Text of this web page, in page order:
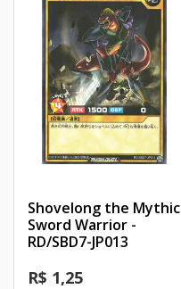
Shovelong the Mythic
Sword Warrior -
RD/SBD7-JP013
R$ 1,25